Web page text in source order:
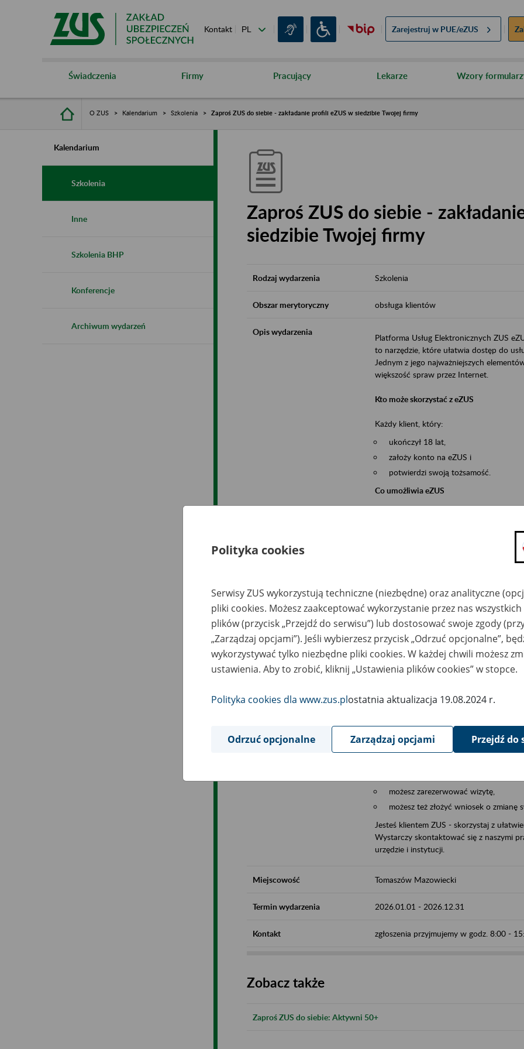
Kontakt Zarejestruj w PUE/eZUS
Świadczenia Firmy Pracujący Lekarze Wzory
O ZUS Kalendarium Szkolenia Zaproś ZUS do siebie - zakładanie profili eZUS w siedzibie Twojej firmy
Kalendarium
Szkolenia
Inne
Szkolenia BHP
Konferencje
Archiwum wydarzeń
Zaproś ZUS do siebie -
siedzibie Twojej firmy
Rodzaj wydarzenia Szkolenia
Obszar merytoryczny obsługa klientów
Opis wydarzenia
Platforma Usług Elektronicznych ZUS
to narzędzie, które ułatwia dostęp do
Jednym z jego najważniejszych
większość spraw przez Internet.
Kto może skorzystać z eZUS
Każdy klient, który:
ukończył 18 lat,
założy konto na eZUS i
potwierdzi swoją tożsamość.
Co umożliwia eZUS
wgląd do danych zgromadzonych w
składanie wniosków i otrzymywanie
zadawanie pytań i otrzymywanie
Jeśli jesteś osobą ubezpieczoną (np.
możesz sprawdzić swoje dane
masz dostęp do informacji o stanie
masz dostęp do informacji o
Jeśli jesteś płatnikiem składek (np.
możesz skorzystać z aplikacji
ubezpieczeń, wypełnisz i
ZUS,
możesz złożyć wniosek o wydanie
masz dostęp do zwolnień lekarskich
Jeśli jesteś świadczeniobiorcą
masz dostęp m.in. do formularza
do formularza PIT 40A, czyli
możesz zarezerwować wizytę,
możesz też złożyć wniosek o zmianę
Jesteś klientem ZUS - skorzystaj z
Wystarczy skontaktować się z naszymi
urzędzie i instytucji.
Miejscowość Tomaszów Mazowiecki
Termin wydarzenia 2026.01.01 - 2026.12.31
Kontakt zgłoszenia przyjmujemy w godz. 8:00 -
Zobacz także
Zaproś ZUS do siebie: Aktywni 50+
Polityka cookies
Serwisy ZUS wykorzystują techniczne (niezbędne) oraz analityczne
pliki cookies. Możesz zaakceptować wykorzystanie przez nas
plików (przycisk „Przejdź do serwisu”) lub dostosować swoje zgody
„Zarządzaj opcjami”). Jeśli wybierzesz przycisk „Odrzuć opcjonalne”,
wykorzystywać tylko niezbędne pliki cookies. W każdej chwili możesz
ustawienia. Aby to zrobić, kliknij „Ustawienia plików cookies” w stopce.
Polityka cookies dla www.zus.plostatnia aktualizacja 19.08.2024 r.
Odrzuć opcjonalne Zarządzaj opcjami Przejdź do